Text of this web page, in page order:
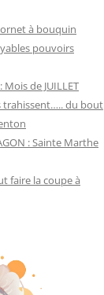
à bouquin
pouvoirs
Mois de JUILLET
trahissent….. du bout
: Sainte Marthe
faire la coupe à